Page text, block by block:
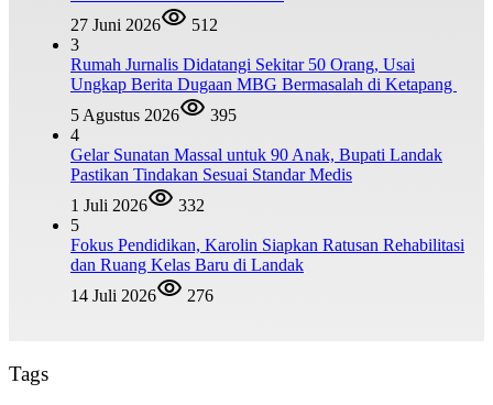
27 Juni 2026
512
3
Rumah Jurnalis Didatangi Sekitar 50 Orang, Usai
Ungkap Berita Dugaan MBG Bermasalah di Ketapang
5 Agustus 2026
395
4
Gelar Sunatan Massal untuk 90 Anak, Bupati Landak
Pastikan Tindakan Sesuai Standar Medis
1 Juli 2026
332
5
Fokus Pendidikan, Karolin Siapkan Ratusan Rehabilitasi
dan Ruang Kelas Baru di Landak
14 Juli 2026
276
Tags